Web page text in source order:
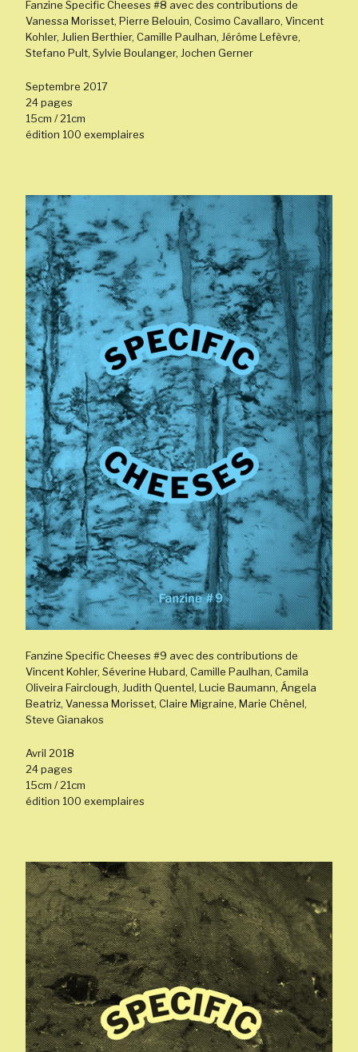
Fanzine Specific Cheeses #8 avec des contributions de
Vanessa Morisset, Pierre Belouin, Cosimo Cavallaro, Vincent
Kohler, Julien Berthier, Camille Paulhan, Jérôme Lefèvre,
Stefano Pult, Sylvie Boulanger, Jochen Gerner
Septembre 2017
24 pages
15cm / 21cm
édition 100 exemplaires
Fanzine Specific Cheeses #9 avec des contributions de
Vincent Kohler, Séverine Hubard, Camille Paulhan, Camila
Oliveira Fairclough, Judith Quentel, Lucie Baumann, Ángela
Beatriz, Vanessa Morisset, Claire Migraine, Marie Chênel,
Steve Gianakos
Avril 2018
24 pages
15cm / 21cm
édition 100 exemplaires